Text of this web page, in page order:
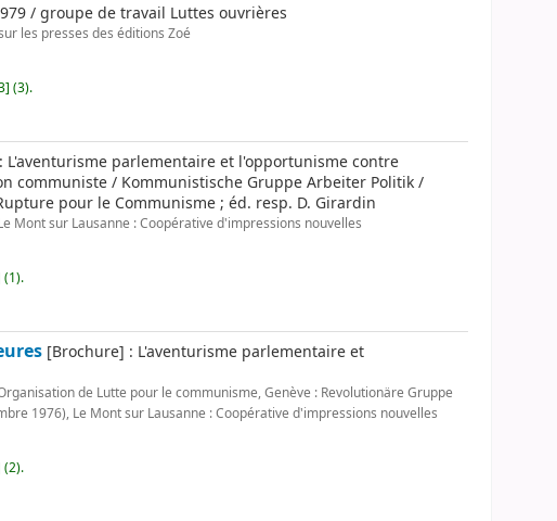
/ groupe de travail Luttes ouvrières
les presses des éditions Zoé
(3).
L'aventurisme parlementaire et l'opportunisme contre
communiste / Kommunistische Gruppe Arbeiter Politik /
pour le Communisme ; éd. resp. D. Girardin
Mont sur Lausanne : Coopérative d'impressions nouvelles
(1).
[Brochure] : L'aventurisme parlementaire et
de Lutte pour le communisme, Genève : Revolutionäre Gruppe
1976), Le Mont sur Lausanne : Coopérative d'impressions nouvelles
(2).